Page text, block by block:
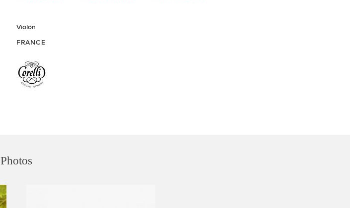
Violon
FRANCE
Photos